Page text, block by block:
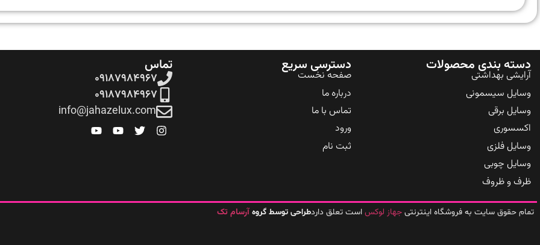
تمام حقوق سایت به فروشگاه اینترنتی جهاز لوکس است تعلق داردطراحی توسط گروه آرسام تک
دسته بندی محصولات
آرایشی بهداشتی
وسایل سیسمونی
وسایل برقی
اکسسوری
وسایل فلزی
وسایل چوبی
ظرف و ظروف
دسترسی سریع
صفحه نخست
درباره ما
تماس با ما
ورود
ثبت نام
تماس
۰۹۱۸۷۹۸۴۹۶۷
۰۹۱۸۷۹۸۴۹۶۷
info@jahazelux.com